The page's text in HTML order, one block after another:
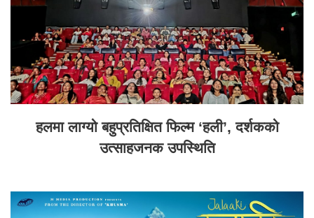
हलमा लाग्यो बहुप्रतिक्षित फिल्म ‘हली’, दर्शकको
उत्साहजनक उपस्थिति